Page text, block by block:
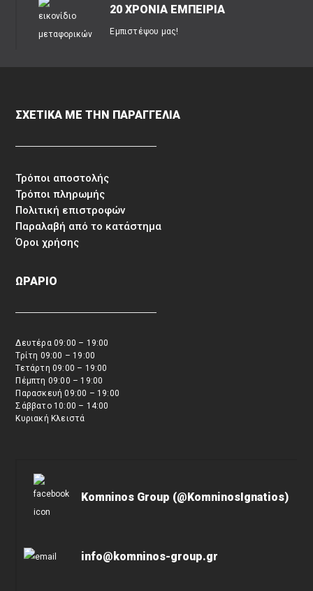
20 ΧΡΟΝΙΑ ΕΜΠΕΙΡΙΑ
Εμπιστέψου μας!
ΣΧΕΤΙΚΑ ΜΕ ΤΗΝ ΠΑΡΑΓΓΕΛΙΑ
Τρόποι αποστολής
Τρόποι πληρωμής
Πολιτική επιστροφών
Παραλαβή από το κατάστημα
Όροι χρήσης
ΩΡΑΡΙΟ
Δευτέρα 09:00 – 19:00
Τρίτη 09:00 – 19:00
Τετάρτη 09:00 – 19:00
Πέμπτη 09:00 – 19:00
Παρασκευή 09:00 – 19:00
Σάββατο 10:00 – 14:00
Κυριακή Κλειστά
Komninos Group (@KomninosIgnatios)
info@komninos-group.gr